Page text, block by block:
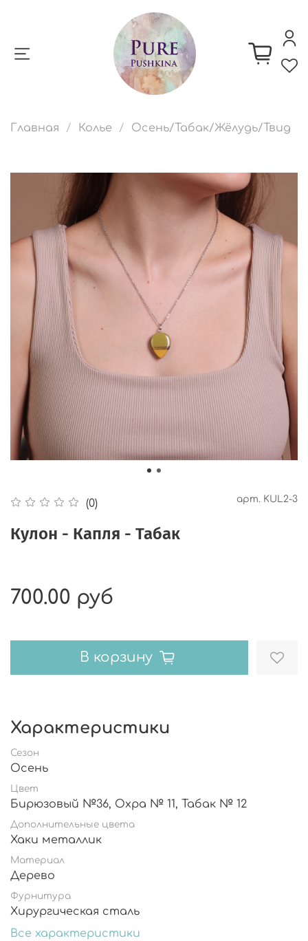
Главная Колье Осень/Табак/Жёлудь/Твид
(0) арт. KUL2-3
Кулон - Капля - Табак
700.00 руб
В корзину
Характеристики
Сезон
Осень
Цвет
Бирюзовый №36, Охра № 11, Табак № 12
Дополнительные цвета
Хаки металлик
Материал
Дерево
Фурнитура
Хирургическая сталь
Все характеристики